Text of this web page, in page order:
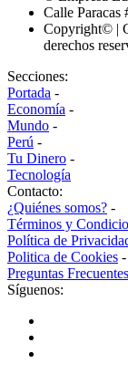
Calle
Copyright© |
derechos
Secciones:
Portada -
Economía -
Mundo -
Perú -
Tu Dinero -
Tecnología
Contacto:
¿Quiénes somos? -
Términos y
Política de
Politica de Cookies -
Preguntas Frecuentes
Síguenos: